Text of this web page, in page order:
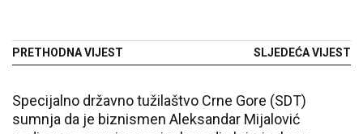
PRETHODNA VIJEST SLJEDEĆA VIJEST
Specijalno državno tužilaštvo Crne Gore (SDT)
sumnja da je biznismen Aleksandar Mijalović